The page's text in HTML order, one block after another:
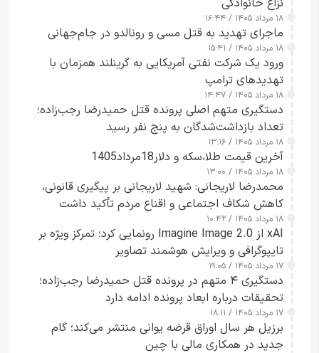
نزاع خانوادگی
۱۸ مرداد ۱۴۰۵ / ۱۶:۴۴
ماجرای تهدید به قتل مسی و رونالدو در جام‌جهانی
۱۸ مرداد ۱۴۰۵ / ۱۵:۴۱
ورود یک شرکت نفتی آمریکایی به گرینلند همزمان با
تهدیدهای ترامپ
۱۸ مرداد ۱۴۰۵ / ۱۴:۴۷
دستگیری متهم اصلی پرونده قتل حمیدرضا رجب‌زاده؛
تعداد بازداشت‌شدگان به پنج نفر رسید
۱۸ مرداد ۱۴۰۵ / ۱۳:۱۶
آخرین قیمت طلا،سکه و دلار18مرداد1405
۱۸ مرداد ۱۴۰۵ / ۱۳:۰۰
محمدرضا لاریجانی: شهید لاریجانی بر پیگیری قانونی،
کاهش شکاف اجتماعی و اقناع مردم تأکید داشت
۱۸ مرداد ۱۴۰۵ / ۱۰:۴۲
xAI از Imagine Image 2.0 رونمایی کرد؛ تمرکز ویژه بر
تایپوگرافی و ویرایش هوشمند تصاویر
۱۷ مرداد ۱۴۰۵ / ۱۹:۰۵
دستگیری ۴ متهم در پرونده قتل حمیدرضا رجب‌زاده؛
تحقیقات درباره ابعاد پرونده ادامه دارد
۱۷ مرداد ۱۴۰۵ / ۱۸:۱۱
برزیل هر سال اوراق قرضه یوانی منتشر می‌کند؛ گام
جدید در همکاری مالی با چین